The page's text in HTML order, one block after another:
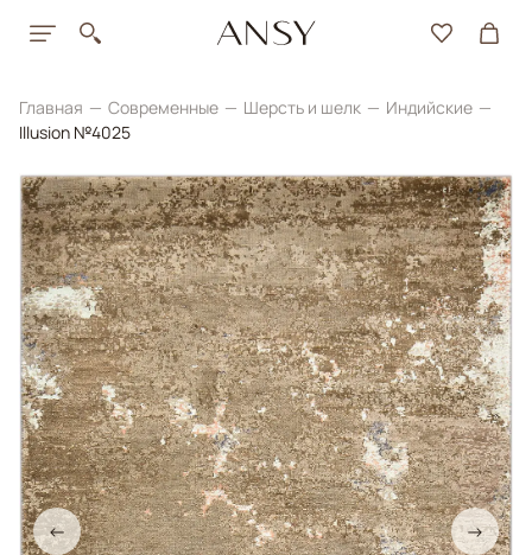
Главная Современные Шерсть и шелк
Индийские
Illusion №4025
← →